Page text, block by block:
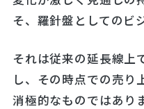
そ、羅針盤としてのビ
それは従来の延長線上
し、その時点での売り
消極的なものではあり